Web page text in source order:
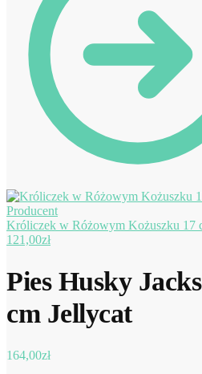
Króliczek w Różowym Kożuszku 17
121,00zł
Pies Husky
cm Jellycat
164,00zł